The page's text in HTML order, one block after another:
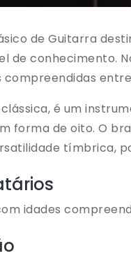
de Guitarra
de conhecimento.
compreendidas
é um
forma de oito. O
tímbrica,
idades